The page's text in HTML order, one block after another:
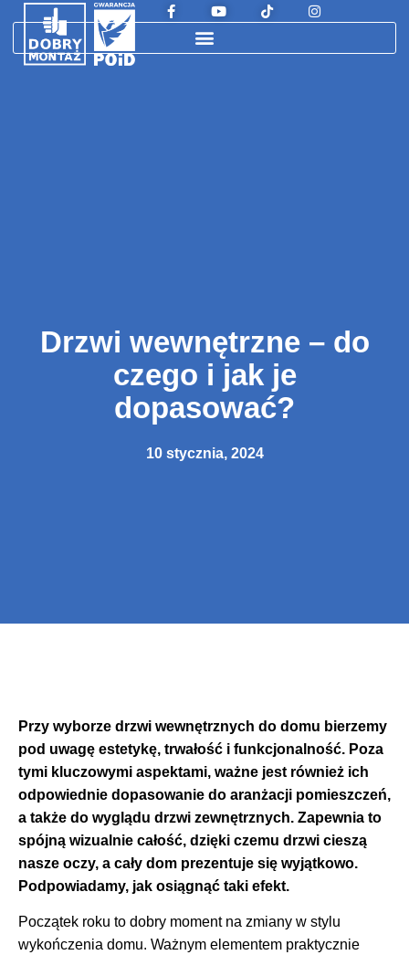
Drzwi wewnętrzne – do
czego i jak je
dopasować?
10 stycznia, 2024
Przy wyborze drzwi wewnętrznych do domu bierzemy
pod uwagę estetykę, trwałość i funkcjonalność. Poza
tymi kluczowymi aspektami, ważne jest również ich
odpowiednie dopasowanie do aranżacji pomieszczeń,
a także do wyglądu drzwi zewnętrznych. Zapewnia to
spójną wizualnie całość, dzięki czemu drzwi cieszą
nasze oczy, a cały dom prezentuje się wyjątkowo.
Podpowiadamy, jak osiągnąć taki efekt.
Początek roku to dobry moment na zmiany w stylu
wykończenia domu. Ważnym elementem praktycznie